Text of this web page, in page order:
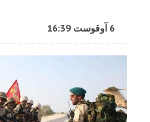
6 آوقوست 16:39